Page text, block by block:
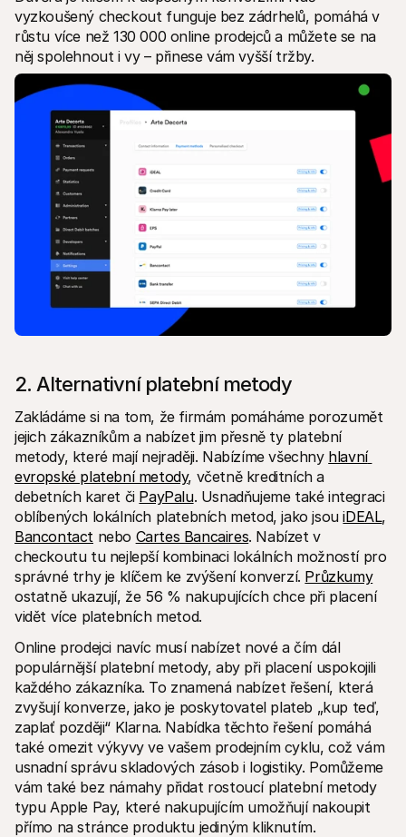
vyzkoušený checkout funguje bez zádrhelů, pomáhá v
růstu více než 130 000 online prodejců a můžete se na
něj spolehnout i vy – přinese vám vyšší tržby.
2. Alternativní platební metody
Zakládáme si na tom, že firmám pomáháme porozumět
jejich zákazníkům a nabízet jim přesně ty platební
metody, které mají nejraději. Nabízíme všechny hlavní
evropské platební metody, včetně kreditních a
debetních karet či PayPalu. Usnadňujeme také integraci
oblíbených lokálních platebních metod, jako jsou iDEAL
Bancontact nebo Cartes Bancaires. Nabízet v
checkoutu tu nejlepší kombinaci lokálních možností pro
správné trhy je klíčem ke zvýšení konverzí. Průzkumy
ostatně ukazují, že 56 % nakupujících chce při placení
vidět více platebních metod.
Online prodejci navíc musí nabízet nové a čím dál
populárnější platební metody, aby při placení uspokojili
každého zákazníka. To znamená nabízet řešení, která
zvyšují konverze, jako je poskytovatel plateb „kup teď,
zaplať později“ Klarna. Nabídka těchto řešení pomáhá
také omezit výkyvy ve vašem prodejním cyklu, což vám
usnadní správu skladových zásob i logistiky. Pomůžeme
vám také bez námahy přidat rostoucí platební metody
typu Apple Pay, které nakupujícím umožňují nakoupit
přímo na stránce produktu jediným kliknutím.